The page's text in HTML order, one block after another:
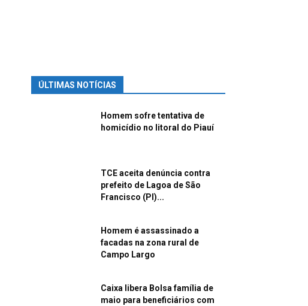
ÚLTIMAS NOTÍCIAS
Homem sofre tentativa de
homicídio no litoral do Piauí
TCE aceita denúncia contra
prefeito de Lagoa de São
Francisco (PI)...
Homem é assassinado a
facadas na zona rural de
Campo Largo
Caixa libera Bolsa família de
maio para beneficiários com